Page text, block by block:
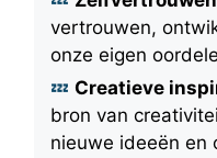
vertrouwen,
onze eigen
Creatieve
bron van
nieuwe ideeën en